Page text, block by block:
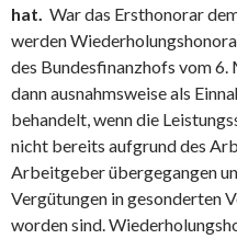
hat. War das Ersthonorar
werden
des Bundesfinanzhofs vom
dann ausnahmsweise als
behandelt, wenn die
nicht bereits aufgrund des
Arbeitgeber übergegangen
Vergütungen in gesonderten
worden sind.